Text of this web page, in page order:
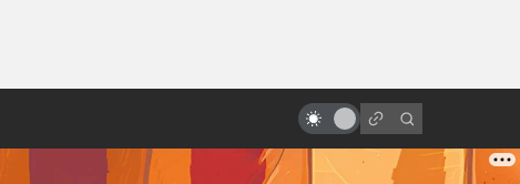
«Оскаров»